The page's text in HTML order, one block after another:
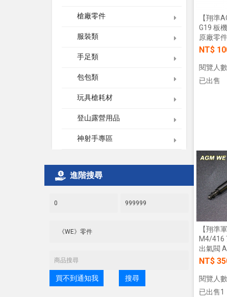
槍廠零件
服裝類
手足類
包包類
玩具槍耗材
登山露營用品
神射手專區
進階搜尋
買不到通知我 搜尋
【翔準
G19 板
原廠零件
NT$
閱覽人
已出售
【翔準
M4/416
出氣閥
NT$
閱覽人
已出售1